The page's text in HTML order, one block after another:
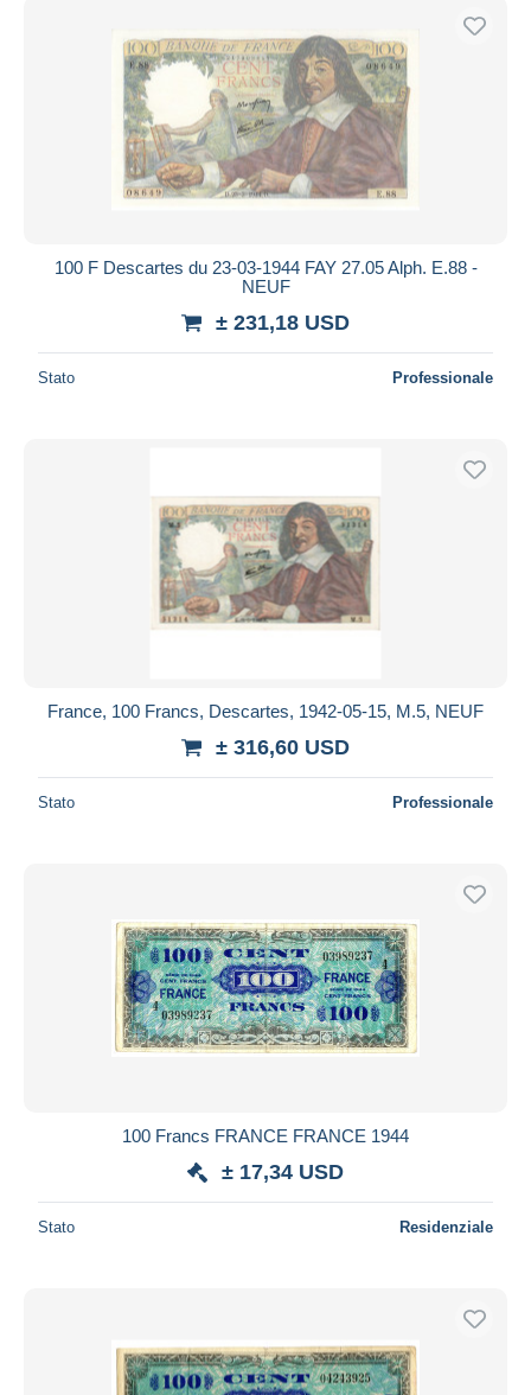
100 F Descartes du 23-03-1944 FAY 27.05 Alph. E.88 -
NEUF
± 231,18 USD
Stato Professionale
France, 100 Francs, Descartes, 1942-05-15, M.5, NEUF
± 316,60 USD
Stato Professionale
100 Francs FRANCE FRANCE 1944
± 17,34 USD
Stato Residenziale